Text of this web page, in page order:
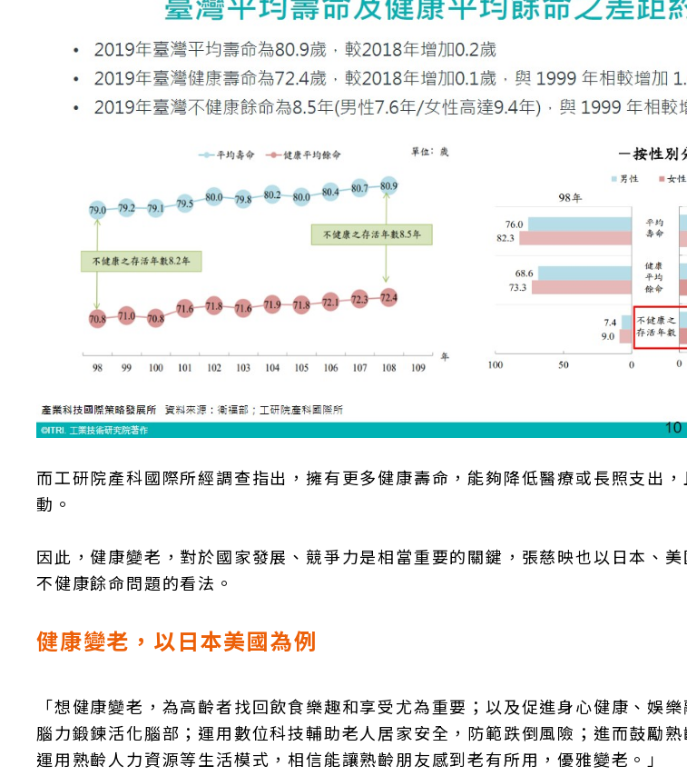
而工研院產科國際所經調查指出，擁有更多健康壽命，能夠降低醫療或長照支出
動。
因此，健康變老，對於國家發展、競爭力是相當重要的關鍵，張慈映也以日本、
不健康餘命問題的看法。
健康變老，以日本美國為例
「想健康變老，為高齡者找回飲食樂趣和享受尤為重要；以及促進身心健康、娛
腦力鍛鍊活化腦部；運用數位科技輔助老人居家安全，防範跌倒風險；進而鼓勵熟
運用熟齡人力資源等生活模式，相信能讓熟齡朋友感到老有所用，優雅變老。」